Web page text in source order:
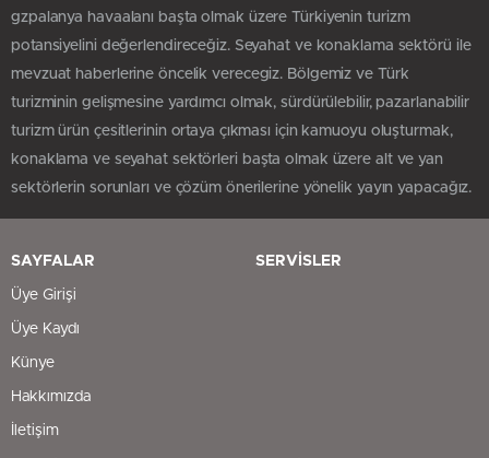
gzpalanya havaalanı başta olmak üzere Türkiyenin turizm
potansiyelini değerlendireceğiz. Seyahat ve konaklama sektörü ile
mevzuat haberlerine öncelik verecegiz. Bölgemiz ve Türk
turizminin gelişmesine yardımcı olmak, sürdürülebilir, pazarlanabilir
turizm ürün çesitlerinin ortaya çıkması için kamuoyu oluşturmak,
konaklama ve seyahat sektörleri başta olmak üzere alt ve yan
sektörlerin sorunları ve çözüm önerilerine yönelik yayın yapacağız.
SAYFALAR
Üye Girişi
Üye Kaydı
Künye
Hakkımızda
İletişim
SERVİSLER